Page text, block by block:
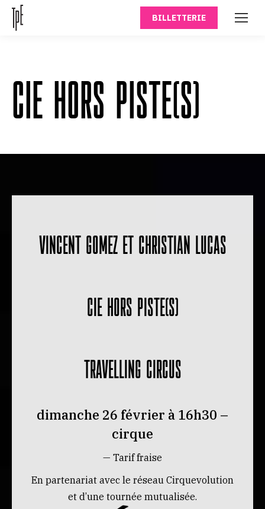
BILLETTERIE
CIE HORS PISTE(S)
VINCENT GOMEZ ET CHRISTIAN LUCAS
CIE HORS PISTE(S)
TRAVELLING CIRCUS
dimanche 26 février à 16h30 –
cirque
— Tarif fraise
En partenariat avec le réseau Cirquevolution
et d’une tournée mutualisée.